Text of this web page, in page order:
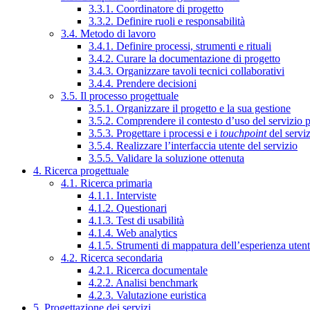
3.3.1. Coordinatore di progetto
3.3.2. Definire ruoli e responsabilità
3.4. Metodo di lavoro
3.4.1. Definire processi, strumenti e rituali
3.4.2. Curare la documentazione di progetto
3.4.3. Organizzare tavoli tecnici collaborativi
3.4.4. Prendere decisioni
3.5. Il processo progettuale
3.5.1. Organizzare il progetto e la sua gestione
3.5.2. Comprendere il contesto d’uso del servizio
3.5.3. Progettare i processi e i touchpointdel
3.5.4. Realizzare l’interfaccia utente del servizio
3.5.5. Validare la soluzione ottenuta
4. Ricerca progettuale
4.1. Ricerca primaria
4.1.1. Interviste
4.1.2. Questionari
4.1.3. Test di usabilità
4.1.4. Web analytics
4.1.5. Strumenti di mappatura dell’esperienza
4.2. Ricerca secondaria
4.2.1. Ricerca documentale
4.2.2. Analisi benchmark
4.2.3. Valutazione euristica
5. Progettazione dei servizi